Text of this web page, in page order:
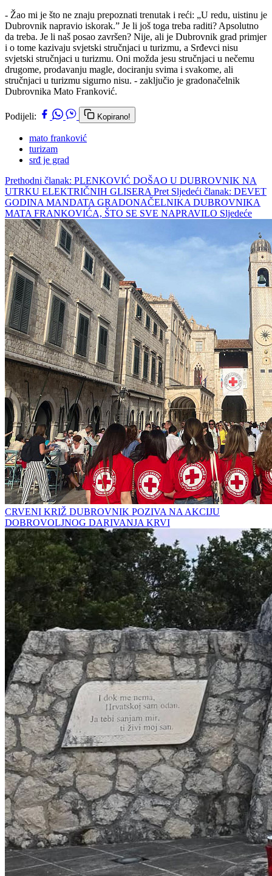
- Žao mi je što ne znaju prepoznati trenutak i reći: „U redu, uistinu je
Dubrovnik napravio iskorak.” Je li još toga treba raditi? Apsolutno
da treba. Je li naš posao završen? Nije, ali je Dubrovnik grad primjer
i o tome kazivaju svjetski stručnjaci u turizmu, a Srđevci nisu
svjetski stručnjaci u turizmu. Oni možda jesu stručnjaci u nečemu
drugome, prodavanju magle, dociranju svima i svakome, ali
stručnjaci u turizmu sigurno nisu. - zaključio je gradonačelnik
Dubrovnika Mato Franković.
Podijeli: Kopirano!
mato franković
turizam
srđ je grad
Prethodni članak: PLENKOVIĆ DOŠAO U DUBROVNIK NA
UTRKU ELEKTRIČNIH GLISERA Pret Sljedeći članak: DEVET
GODINA MANDATA GRADONAČELNIKA DUBROVNIKA
MATA FRANKOVIĆA, ŠTO SE SVE NAPRAVILO Sljedeće
CRVENI KRIŽ DUBROVNIK POZIVA NA AKCIJU
DOBROVOLJNOG DARIVANJA KRVI